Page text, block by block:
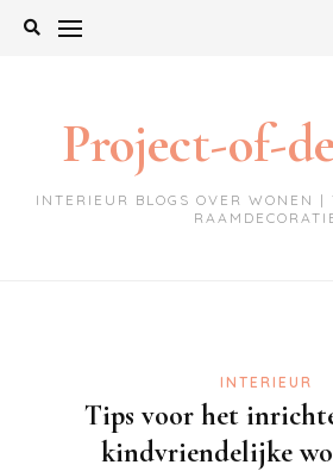
Project-of-
INTERIEUR BLOGS OVER WONEN
INTERIEUR
Tips voor het
kindvriendelijke